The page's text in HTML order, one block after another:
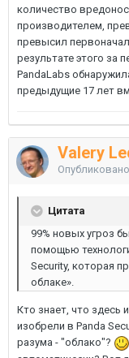
количество
производителем,
превысил
результате этого за
PandaLabs
предыдущие 17 лет
Valery
Опубликовано
Цитата
99% новых угроз
помощью
Security, которая
облаке».
Кто знает, что здесь
изобрели в Panda
разума - "облако"?